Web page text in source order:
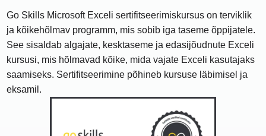
Go Skills Microsoft Exceli sertifitseerimiskursus on terviklik
ja kõikehõlmav programm, mis sobib iga taseme õppijatele.
See sisaldab algajate, kesktaseme ja edasijõudnute Exceli
kursusi, mis hõlmavad kõike, mida vajate Exceli kasutajaks
saamiseks. Sertifitseerimine põhineb kursuse läbimisel ja
eksamil.